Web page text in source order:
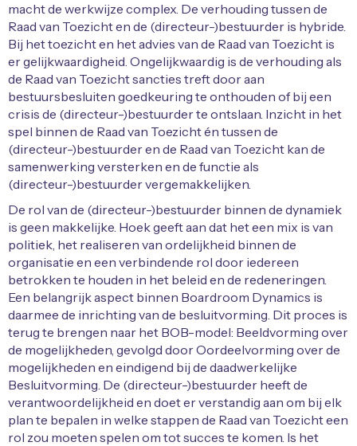
macht de werkwijze complex. De verhouding tussen de
Raad van Toezicht en de (directeur-)bestuurder is hybride.
Bij het toezicht en het advies van de Raad van Toezicht is
er gelijkwaardigheid. Ongelijkwaardig is de verhouding als
de Raad van Toezicht sancties treft door aan
bestuursbesluiten goedkeuring te onthouden of bij een
crisis de (directeur-)bestuurder te ontslaan. Inzicht in het
spel binnen de Raad van Toezicht én tussen de
(directeur-)bestuurder en de Raad van Toezicht kan de
samenwerking versterken en de functie als
(directeur-)bestuurder vergemakkelijken.
De rol van de (directeur-)bestuurder binnen de dynamiek
is geen makkelijke. Hoek geeft aan dat het een mix is van
politiek, het realiseren van ordelijkheid binnen de
organisatie en een verbindende rol door iedereen
betrokken te houden in het beleid en de redeneringen.
Een belangrijk aspect binnen Boardroom Dynamics is
daarmee de inrichting van de besluitvorming. Dit proces is
terug te brengen naar het BOB-model: Beeldvorming over
de mogelijkheden, gevolgd door Oordeelvorming over de
mogelijkheden en eindigend bij de daadwerkelijke
Besluitvorming. De (directeur-)bestuurder heeft de
verantwoordelijkheid en doet er verstandig aan om bij elk
plan te bepalen in welke stappen de Raad van Toezicht een
rol zou moeten spelen om tot succes te komen. Is het